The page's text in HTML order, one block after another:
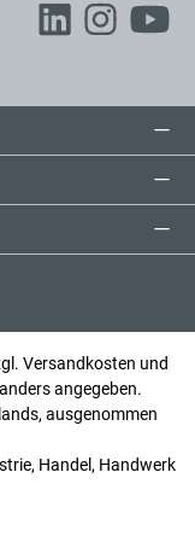
Versandkosten und
angegeben.
ausgenommen
Handel, Handwerk